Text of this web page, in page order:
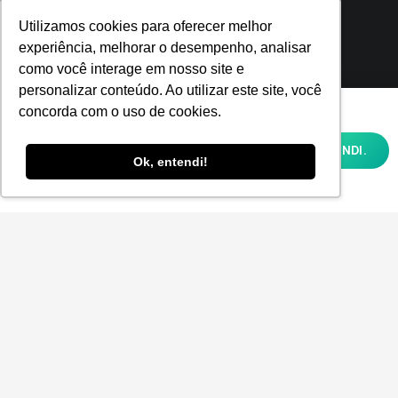
Utilizamos cookies para oferecer melhor
experiência, melhorar o desempenho, analisar
como você interage em nosso site e
personalizar conteúdo. Ao utilizar este site, você
concorda com o uso de cookies.
Ok, entendi!
Fique por dentro!
Utilizamos cookies para oferecer melhor
analisar como você interage em nosso site
e personalizar conteúdo. Ao utilizar este
site, você concorda com o uso de cookies e
nossaPOLÍTICA DE PRIVACIDADE E COOKIES
OK, ENTENDI.